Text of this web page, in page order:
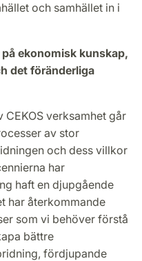
och samhället in i
ekonomisk kunskap,
det föränderliga
verksamhet går
av stor
och dess villkor
har
haft en djupgående
har återkommande
som vi behöver förstå
bättre
fördjupande